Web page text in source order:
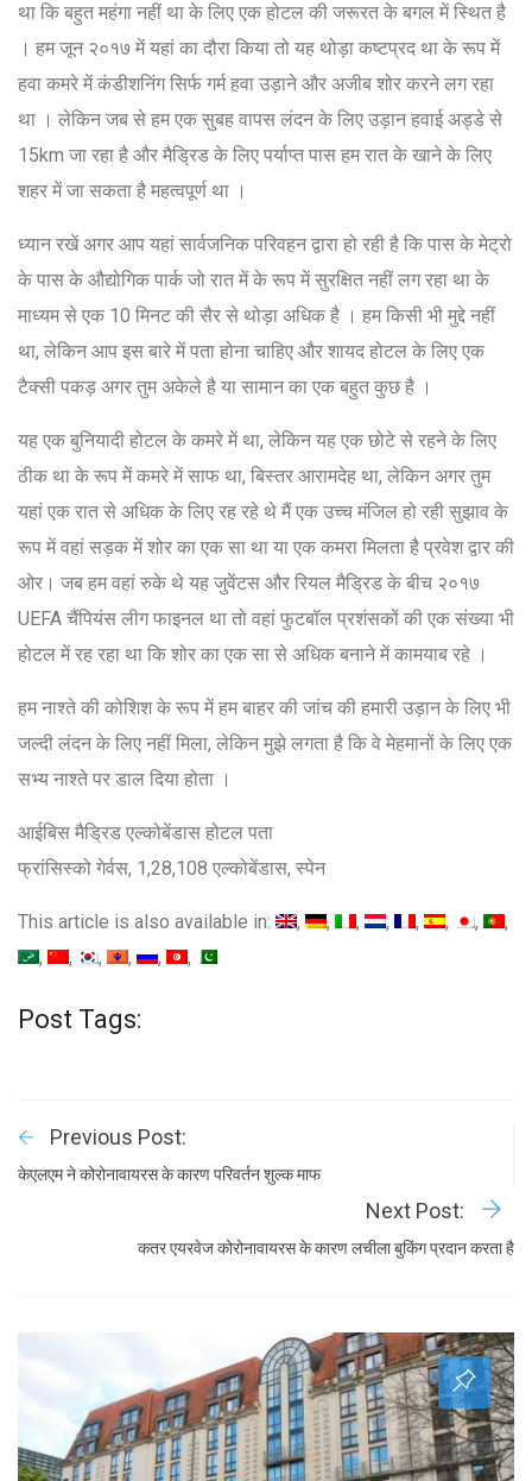
था कि बहुत महंगा नहीं था के लिए एक होटल की जरूरत के बगल में स्थित है
। हम जून २०१७ में यहां का दौरा किया तो यह थोड़ा कष्टप्रद था के रूप में
हवा कमरे में कंडीशनिंग सिर्फ गर्म हवा उड़ाने और अजीब शोर करने लग रहा
था । लेकिन जब से हम एक सुबह वापस लंदन के लिए उड़ान हवाई अड्डे से
15km जा रहा है और मैड्रिड के लिए पर्याप्त पास हम रात के खाने के लिए
शहर में जा सकता है महत्वपूर्ण था ।
ध्यान रखें अगर आप यहां सार्वजनिक परिवहन द्वारा हो रही है कि पास के मेट्रो
के पास के औद्योगिक पार्क जो रात में के रूप में सुरक्षित नहीं लग रहा था के
माध्यम से एक 10 मिनट की सैर से थोड़ा अधिक है । हम किसी भी मुद्दे नहीं
था, लेकिन आप इस बारे में पता होना चाहिए और शायद होटल के लिए एक
टैक्सी पकड़ अगर तुम अकेले है या सामान का एक बहुत कुछ है ।
यह एक बुनियादी होटल के कमरे में था, लेकिन यह एक छोटे से रहने के लिए
ठीक था के रूप में कमरे में साफ था, बिस्तर आरामदेह था, लेकिन अगर तुम
यहां एक रात से अधिक के लिए रह रहे थे मैं एक उच्च मंजिल हो रही सुझाव के
रूप में वहां सड़क में शोर का एक सा था या एक कमरा मिलता है प्रवेश द्वार की
ओर। जब हम वहां रुके थे यह जुवेंटस और रियल मैड्रिड के बीच २०१७
UEFA चैंपियंस लीग फाइनल था तो वहां फुटबॉल प्रशंसकों की एक संख्या भी
होटल में रह रहा था कि शोर का एक सा से अधिक बनाने में कामयाब रहे ।
हम नाश्ते की कोशिश के रूप में हम बाहर की जांच की हमारी उड़ान के लिए भी
जल्दी लंदन के लिए नहीं मिला, लेकिन मुझे लगता है कि वे मेहमानों के लिए एक
सभ्य नाश्ते पर डाल दिया होता ।
आईबिस मैड्रिड एल्कोबेंडास होटल पता
फ्रांसिस्को गेर्वस, 1,28,108 एल्कोबेंडास, स्पेन
This article is also available in:
Post Tags:
Previous Post:
केएलएम ने कोरोनावायरस के कारण परिवर्तन शुल्क माफ
Next Post:
कतर एयरवेज कोरोनावायरस के कारण लचीला बुकिंग प्रदान करता है